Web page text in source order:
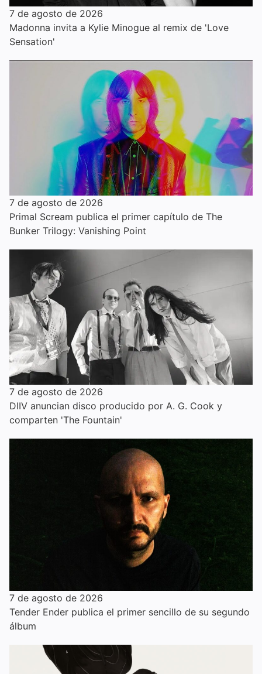
7 de agosto de 2026
Madonna invita a Kylie Minogue al remix de 'Love
Sensation'
7 de agosto de 2026
Primal Scream publica el primer capítulo de The
Bunker Trilogy: Vanishing Point
7 de agosto de 2026
DIIV anuncian disco producido por A. G. Cook y
comparten 'The Fountain'
7 de agosto de 2026
Tender Ender publica el primer sencillo de su segundo
álbum